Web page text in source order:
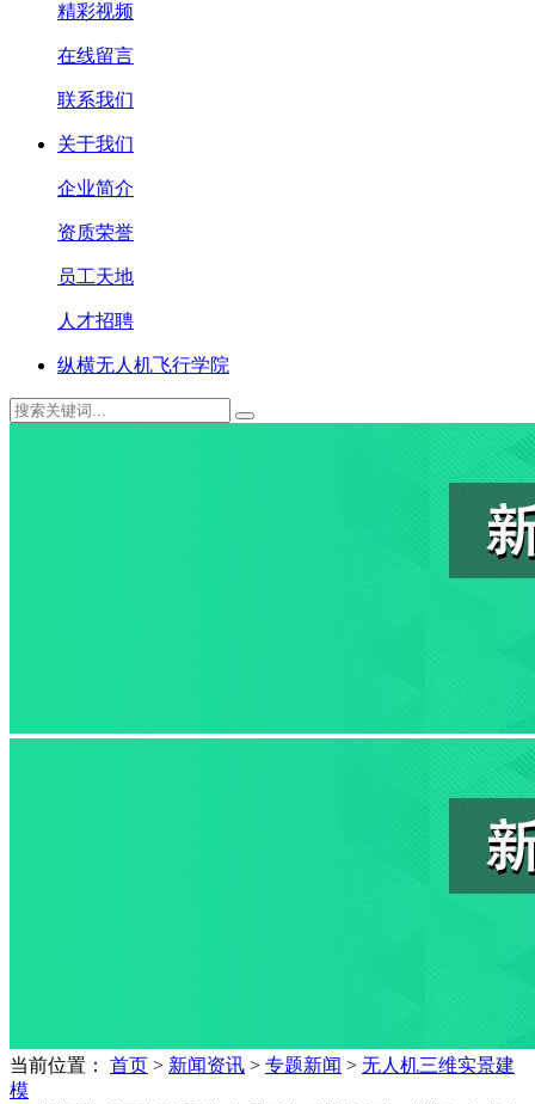
精彩视频
在线留言
联系我们
关于我们
企业简介
资质荣誉
员工天地
人才招聘
纵横无人机飞行学院
当前位置： 首页 > 新闻资讯 > 专题新闻 > 无人机三维实景建
模